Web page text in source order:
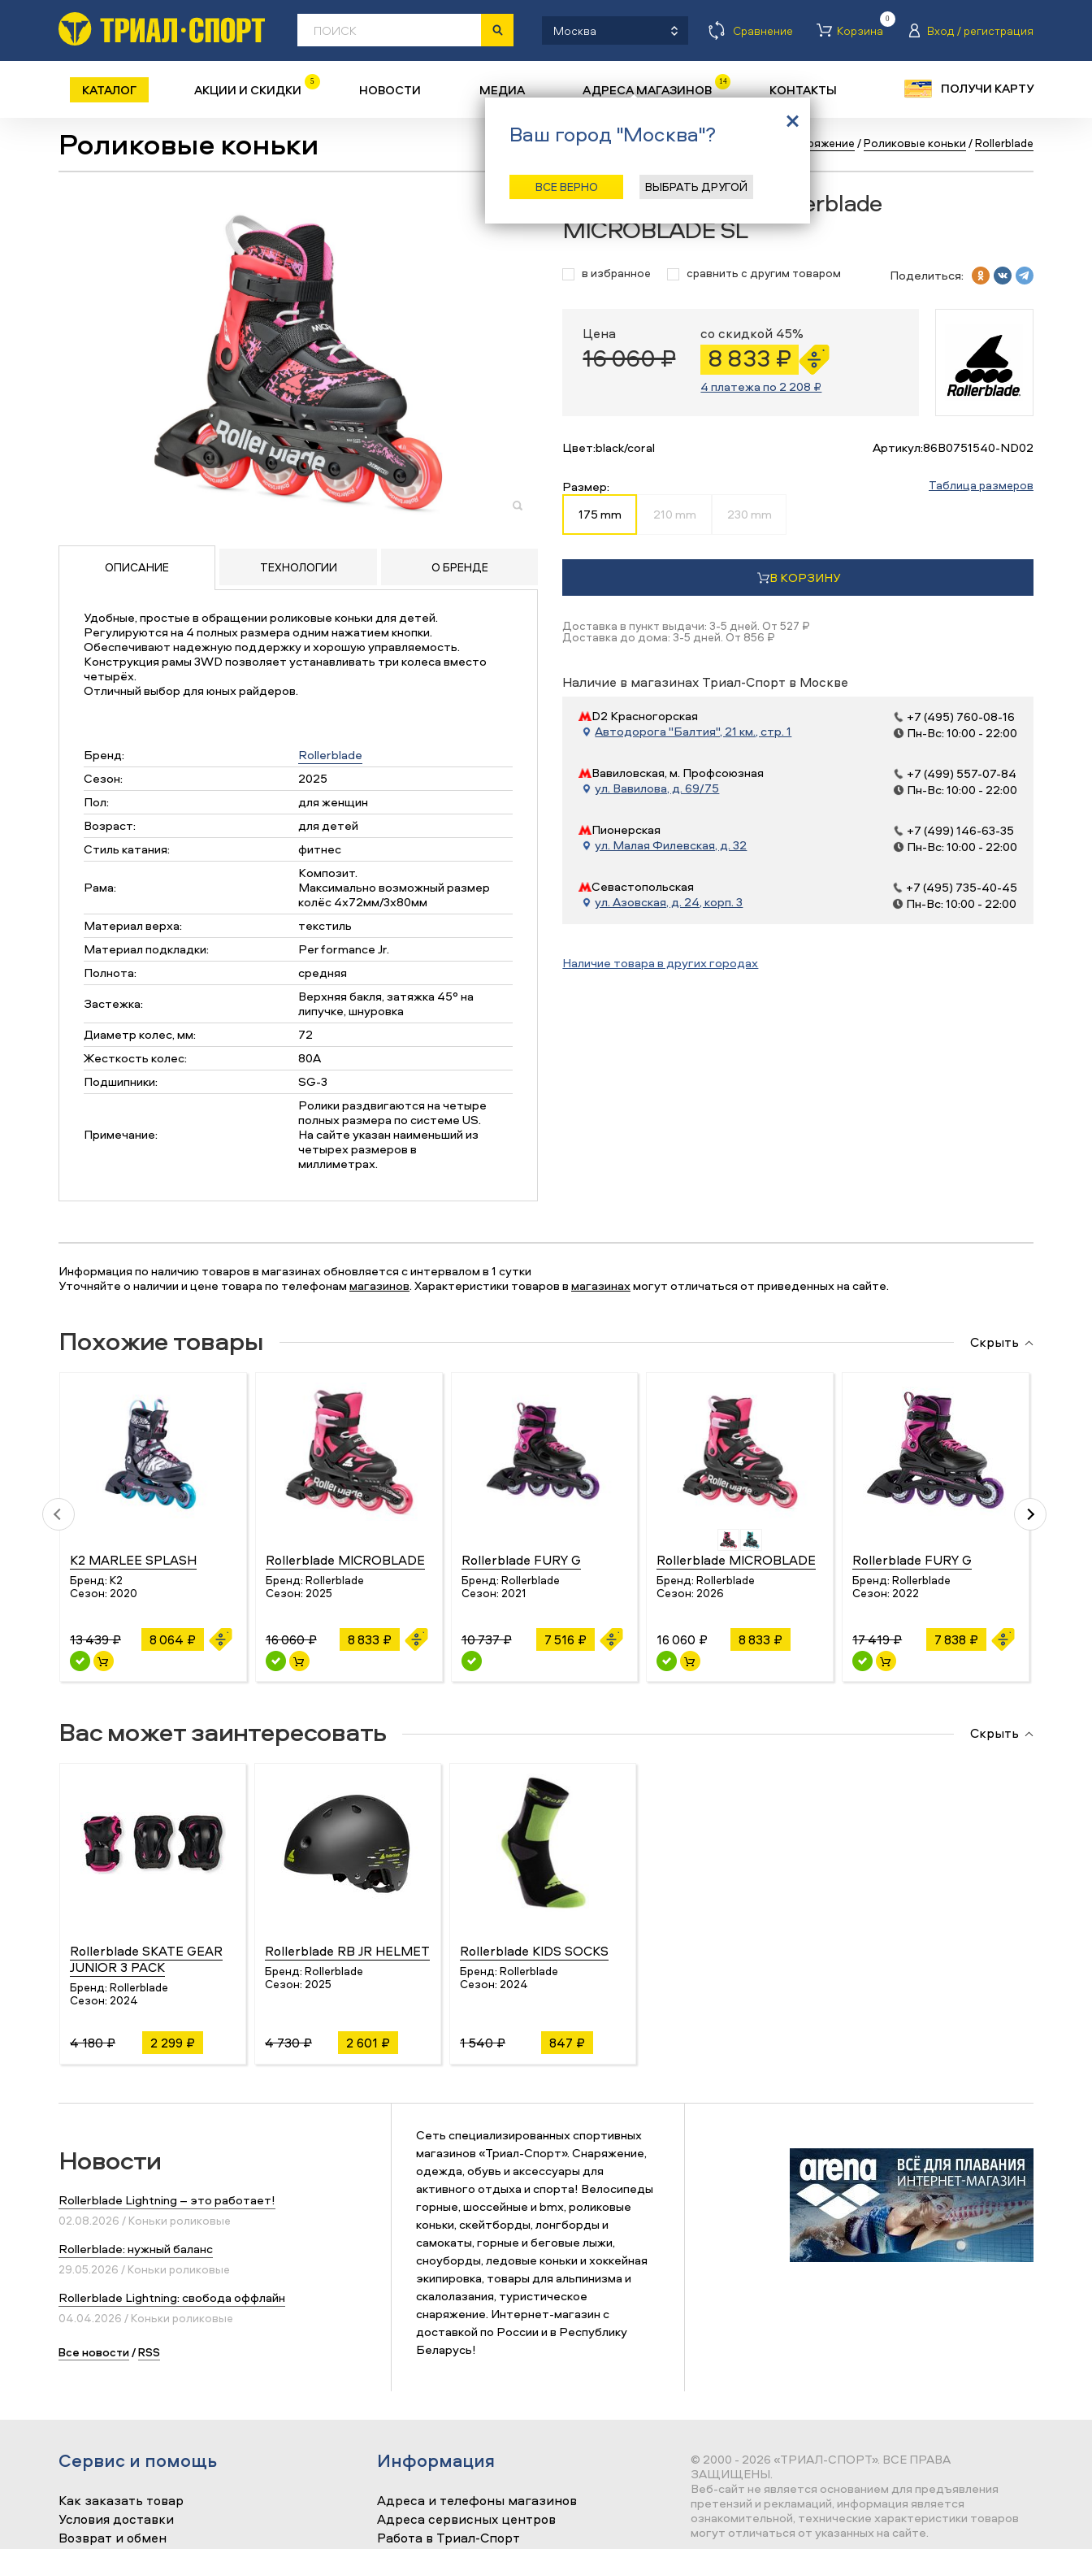
Москва Сравнение Корзина
0
Вход / регистрация
КАТАЛОГ АКЦИИ И СКИДКИ 5 НОВОСТИ МЕДИА АДРЕСА МАГАЗИНОВ 14 КОНТАКТЫ ПОЛУЧИ КАРТУ
Роликовые коньки Назад /Главная Каталог/Коньки роликовые Снаряжение /Роликовые коньки /Rollerblade
ОПИСАНИЕ ТЕХНОЛОГИИ О БРЕНДЕ
Удобные, простые в обращении роликовые коньки для детей.
Регулируются на 4 полных размера одним нажатием кнопки.
Обеспечивают надежную поддержку и хорошую управляемость.
Конструкция рамы 3WD позволяет устанавливать три колеса вместо
четырёх.
Отличный выбор для юных райдеров.
Бренд:
Rollerblade
Сезон:
2025
Пол:
для женщин
Возраст:
для детей
Стиль катания:
фитнес
Рама:
Композит.
Максимально возможный размер
колёс 4х72мм/3x80мм
Материал верха:
текстиль
Материал подкладки:
Performance Jr.
Полнота:
средняя
Застежка:
Верхняя бакля, затяжка 45° на
липучке, шнуровка
Диаметр колес, мм:
72
Жесткость колес:
80A
Подшипники:
SG-3
Примечание:
Ролики раздвигаются на четыре
полных размера по системе US.
На сайте указан наименьший из
четырех размеров в
миллиметрах.
Роликовые коньки Rollerblade
MICROBLADE SL
в избранное сравнить с другим товаром Поделиться:
Цена
16 060 ₽
со скидкой 45%
8 833 ₽
4 платежа по 2 208 ₽
Цвет:black/coral Артикул:86B0751540-ND02
Размер: Таблица размеров
175 mm 210 mm 230 mm
В КОРЗИНУ
Доставка в пункт выдачи: 3-5 дней. От 527 ₽
Доставка до дома: 3-5 дней. От 856 ₽
Наличие в магазинах Триал-Спорт в Москве
D2 Красногорская
Автодорога "Балтия", 21 км., стр. 1
+7 (495) 760-08-16
Пн-Вс: 10:00 - 22:00
Вавиловская, м. Профсоюзная
ул. Вавилова, д. 69/75
+7 (499) 557-07-84
Пн-Вс: 10:00 - 22:00
Пионерская
ул. Малая Филевская, д. 32
+7 (499) 146-63-35
Пн-Вс: 10:00 - 22:00
Севастопольская
ул. Азовская, д. 24, корп. 3
+7 (495) 735-40-45
Пн-Вс: 10:00 - 22:00
Наличие товара в других городах
Информация по наличию товаров в магазинах обновляется с интервалом в 1 сутки
Уточняйте о наличии и цене товара по телефонаммагазинов. Характеристики товаров вмагазинахмогут отличаться от приведенных на сайте.
Похожие товары Скрыть
K2 MARLEE SPLASH
Бренд: K2
Сезон: 2020
13 439 ₽ 8 064 ₽
Rollerblade MICROBLADE
Бренд: Rollerblade
Сезон: 2025
16 060 ₽ 8 833 ₽
Rollerblade FURY G
Бренд: Rollerblade
Сезон: 2021
10 737 ₽ 7 516 ₽
Rollerblade MICROBLADE
Бренд: Rollerblade
Сезон: 2026
16 060 ₽ 8 833 ₽
Rollerblade FURY G
Бренд: Rollerblade
Сезон: 2022
17 419 ₽ 7 838 ₽
Вас может заинтересовать Скрыть
Rollerblade SKATE GEAR
JUNIOR 3 PACK
Бренд: Rollerblade
Сезон: 2024
4 180 ₽ 2 299 ₽
Rollerblade RB JR HELMET
Бренд: Rollerblade
Сезон: 2025
4 730 ₽ 2 601 ₽
Rollerblade KIDS SOCKS
Бренд: Rollerblade
Сезон: 2024
1 540 ₽ 847 ₽
Новости
Rollerblade Lightning – это работает!
02.08.2026 / Коньки роликовые
Rollerblade: нужный баланс
29.05.2026 / Коньки роликовые
Rollerblade Lightning: свобода оффлайн
04.04.2026 / Коньки роликовые
Все новости/RSS
Сеть специализированных спортивных
магазинов «Триал-Спорт». Снаряжение,
одежда, обувь и аксессуары для
активного отдыха и спорта! Велосипеды
горные, шоссейные и bmx, роликовые
коньки, скейтборды, лонгборды и
самокаты, горные и беговые лыжи,
сноуборды, ледовые коньки и хоккейная
экипировка, товары для альпинизма и
скалолазания, туристическое
снаряжение. Интернет-магазин с
доставкой по России и в Республику
Беларусь!
Сервис и помощь
Как заказать товар
Условия доставки
Возврат и обмен
Информация
Адреса и телефоны магазинов
Адреса сервисных центров
Работа в Триал-Спорт
© 2000 - 2026 «ТРИАЛ-СПОРТ». ВСЕ ПРАВА
ЗАЩИЩЕНЫ.
Веб-сайт не является основанием для предъявления
претензий и рекламаций, информация является
ознакомительной, технические характеристики товаров
могут отличаться от указанных на сайте.
Ваш город "Москва"?
ВСЕ ВЕРНО ВЫБРАТЬ ДРУГОЙ